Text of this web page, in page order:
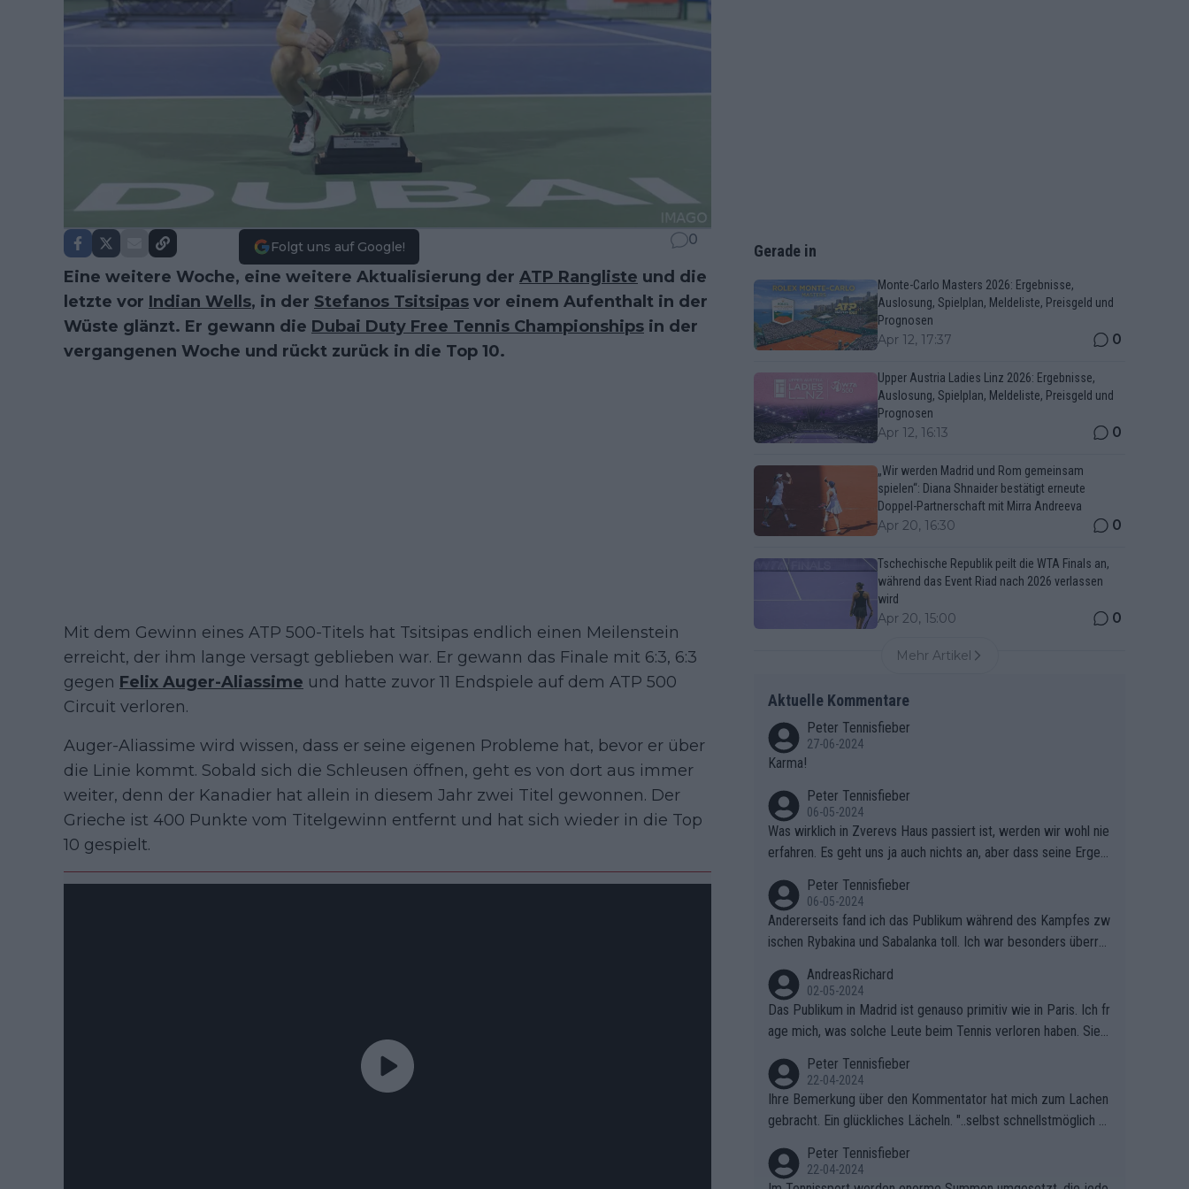
Folgt uns auf Google! 0
Eine weitere Woche, eine weitere Aktualisierung der ATP Rangliste und die
letzte vor Indian Wells, in der Stefanos Tsitsipas vor einem Aufenthalt in der
Wüste glänzt. Er gewann die Dubai Duty Free Tennis Championships in der
vergangenen Woche und rückt zurück in die Top 10.
Mit dem Gewinn eines ATP 500-Titels hat Tsitsipas endlich einen Meilenstein
erreicht, der ihm lange versagt geblieben war. Er gewann das Finale mit 6:3, 6:3
gegen Felix Auger-Aliassime und hatte zuvor 11 Endspiele auf dem ATP 500
Circuit verloren.
Auger-Aliassime wird wissen, dass er seine eigenen Probleme hat, bevor er über
die Linie kommt. Sobald sich die Schleusen öffnen, geht es von dort aus immer
weiter, denn der Kanadier hat allein in diesem Jahr zwei Titel gewonnen. Der
Grieche ist 400 Punkte vom Titelgewinn entfernt und hat sich wieder in die Top
10 gespielt.
Gerade in
Monte-Carlo Masters 2026: Ergebnisse,
Auslosung, Spielplan, Meldeliste, Preisgeld und
Prognosen
Apr 12, 17:37 0
Upper Austria Ladies Linz 2026: Ergebnisse,
Auslosung, Spielplan, Meldeliste, Preisgeld und
Prognosen
Apr 12, 16:13 0
„Wir werden Madrid und Rom gemeinsam
spielen“: Diana Shnaider bestätigt erneute
Doppel-Partnerschaft mit Mirra Andreeva
Apr 20, 16:30 0
Tschechische Republik peilt die WTA Finals an,
während das Event Riad nach 2026 verlassen
wird
Apr 20, 15:00 0
Mehr Artikel
Aktuelle Kommentare
Peter Tennisfieber
27-06-2024
Karma!
Peter Tennisfieber
06-05-2024
Was wirklich in Zverevs Haus passiert ist, werden wir wohl nie
erfahren. Es geht uns ja auch nichts an, aber dass seine Ergeb
Peter Tennisfieber
06-05-2024
Andererseits fand ich das Publikum während des Kampfes zw
ischen Rybakina und Sabalanka toll. Ich war besonders überras
AndreasRichard
02-05-2024
Das Publikum in Madrid ist genauso primitiv wie in Paris. Ich fr
age mich, was solche Leute beim Tennis verloren haben. Sie s
ben.
Peter Tennisfieber
22-04-2024
Ihre Bemerkung über den Kommentator hat mich zum Lachen
gebracht. Ein glückliches Lächeln. "..selbst schnellstmöglich na
Peter Tennisfieber
22-04-2024